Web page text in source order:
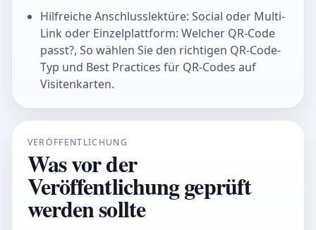
Hilfreiche Anschlusslektüre: Social oder Multi-
Link oder Einzelplattform: Welcher QR-Code
passt?, So wählen Sie den richtigen QR-Code-
Typ und Best Practices für QR-Codes auf
Visitenkarten.
VERÖFFENTLICHUNG
Was vor der
Veröffentlichung geprüft
werden sollte